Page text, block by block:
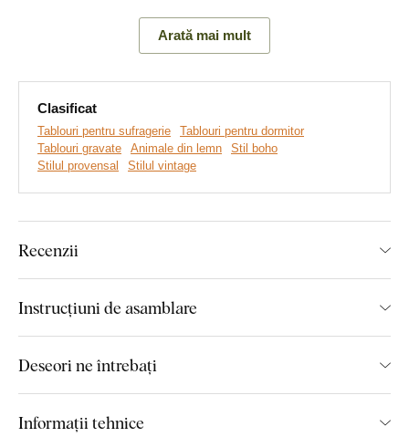
designul ales, obținând unefect 3D remarcabil, atât vizual
vibrant cu o operă artistică inedită.
Principalele avantaje ale produsului:
Tablou în stil unic
Ideal pentru living
Montajul îl poate face oricine:
Arată mai mult
Clasificat
Tablouri pentru sufragerie
Tablouri pentru dormitor
Tablouri gravate
Animale din lemn
Stil boho
Stilul provensal
Stilul vintage
Recenzii
Instrucțiuni de asamblare
Deseori ne întrebați
Informații tehnice